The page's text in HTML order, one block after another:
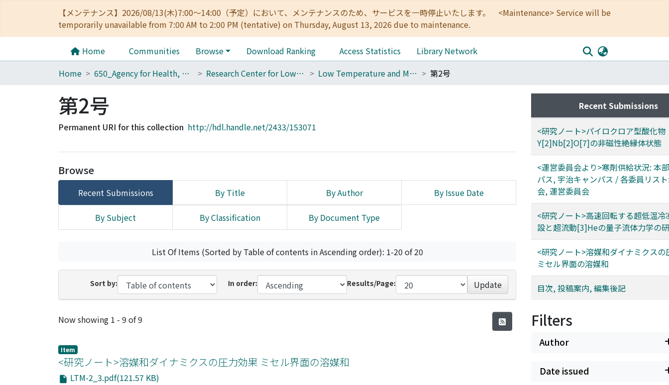
【メンテナンス】2026/08/13(木)7:00～14:00（予定）において、メンテナンスのため、サービスを一時停止いたします。 <Maintenance> Service will be
temporarily unavailable from 7:00 AM to 2:00 PM (tentative) on Thursday, August 13, 2026 due to maintenance.
Home Communities Browse Download Ranking Access Statistics
Library Network
Home
650_Agency for Health, Safety and Environment Research Center for Low Temperature and Materials Sciences Low Temperature and Materials Sciences (Kyoto University) 第2号
第2号
Permanent URI for this collection http://hdl.handle.net/2433/153071
Browse
Recent Submissions By Title By Author By Issue Date
By Subject By Classification By Document Type
List Of Items (Sorted by Table of contents in Ascending order): 1-20 of 20
Sort by: In order: Results/Page: Update
Recent Submissions
Now showing 1 - 9 of 9
Item
<研究ノート>溶媒和ダイナミクスの圧力効果 ミセル界面の溶媒和
LTM-2_3.pdf(121.57 KB)
Recent Submissions
<研究ノート>パイロクロア型酸化物
Y[2]Nb[2]O[7]の非磁性絶縁体状態
<運営委員会より>寒剤供給状況: 本
パス, 宇治キャンパス / 各委員リス
会, 運営委員会
<研究ノート>高速回転する超低温冷
設と超流動[3]Heの量子流体力学の
<研究ノート>溶媒和ダイナミクスの
ミセル界面の溶媒和
目次, 投稿案内, 編集後記
Filters
Author
Date issued